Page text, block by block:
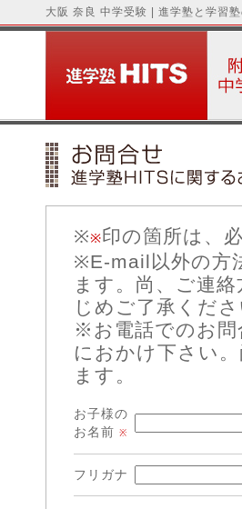
大阪 奈良 中学受験 | 進学塾と学習
※※印の箇所は、
※E-mail以外の方
ます。尚、ご連
じめご了承くださ
※お電話でのお
におかけ下さい
ます。
お子様の
お名前 ※
フリガナ